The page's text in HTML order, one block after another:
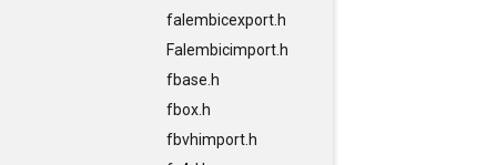
falembicexport.h
Falembicimport.h
fbase.h
fbox.h
fbvhimport.h